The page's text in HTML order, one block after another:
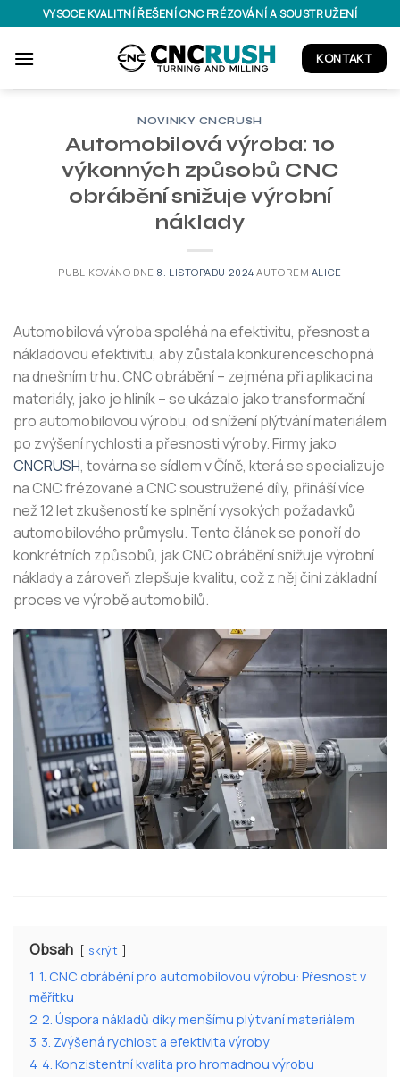
Přeskočit
na
obsah
VYSOCE KVALITNÍ ŘEŠENÍ CNC FRÉZOVÁNÍ A SOUSTRUŽENÍ
KONTAKT
NOVINKY CNCRUSH
Automobilová výroba: 10
výkonných způsobů CNC
obrábění snižuje výrobní
náklady
PUBLIKOVÁNO DNE 8. LISTOPADU 2024 AUTOREM ALICE
Automobilová výroba spoléhá na efektivitu, přesnost a
nákladovou efektivitu, aby zůstala konkurenceschopná
na dnešním trhu. CNC obrábění – zejména při aplikaci na
materiály, jako je hliník – se ukázalo jako transformační
pro automobilovou výrobu, od snížení plýtvání materiálem
po zvýšení rychlosti a přesnosti výroby. Firmy jako
CNCRUSH, továrna se sídlem v Číně, která se specializuje
na CNC frézované a CNC soustružené díly, přináší více
než 12 let zkušeností ke splnění vysokých požadavků
automobilového průmyslu. Tento článek se ponoří do
konkrétních způsobů, jak CNC obrábění snižuje výrobní
náklady a zároveň zlepšuje kvalitu, což z něj činí základní
proces ve výrobě automobilů.
Obsah skrýt
1 1. CNC obrábění pro automobilovou výrobu: Přesnost v
měřítku
2 2. Úspora nákladů díky menšímu plýtvání materiálem
3 3. Zvýšená rychlost a efektivita výroby
4 4. Konzistentní kvalita pro hromadnou výrobu